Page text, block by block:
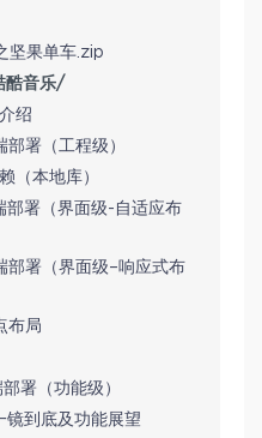
坚果单车.zip
酷音乐/
绍
署（工程级）
（本地库）
部署（界面级-自适应布
部署（界面级–响应式布
布局
署（功能级）
镜到底及功能展望